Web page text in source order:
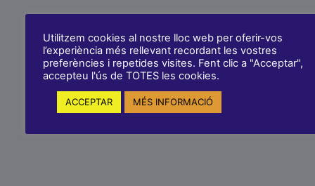
Utilitzem cookies al nostre lloc web per oferir-vos
l’experiència més rellevant recordant les vostres
preferències i repetides visites. Fent clic a "Acceptar",
accepteu l'ús de TOTES les cookies.
ACCEPTAR MÉS INFORMACIÓ